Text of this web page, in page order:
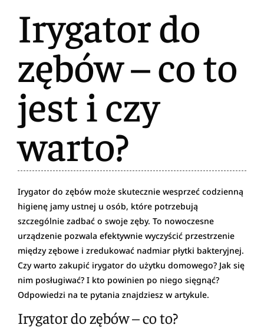
Irygator do
zębów – co to
jest i czy
warto?
Irygator do zębów może skutecznie wesprzeć codzienną
higienę jamy ustnej u osób, które potrzebują
szczególnie zadbać o swoje zęby. To nowoczesne
urządzenie pozwala efektywnie wyczyścić przestrzenie
między zębowe i zredukować nadmiar płytki bakteryjnej.
Czy warto zakupić irygator do użytku domowego? Jak się
nim posługiwać? I kto powinien po niego sięgnąć?
Odpowiedzi na te pytania znajdziesz w artykule.
Irygator do zębów – co to?